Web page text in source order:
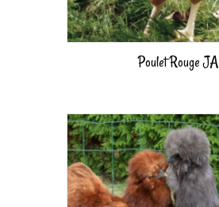
Poulet Rouge JA